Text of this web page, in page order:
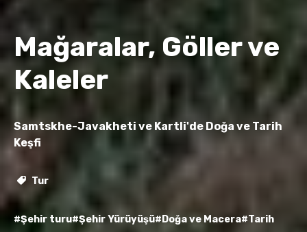
Mağaralar, Göller ve
Kaleler
Samtskhe-Javakheti ve Kartli'de Doğa ve Tarih
Keşfi
Tur
#Şehir turu#Şehir Yürüyüşü#Doğa ve Macera#Tarih